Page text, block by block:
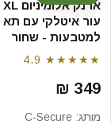
עור איטלקי עם תא
למטבעות - שחור
★★★★★
4.9
349 ₪
מותג: C-Secure